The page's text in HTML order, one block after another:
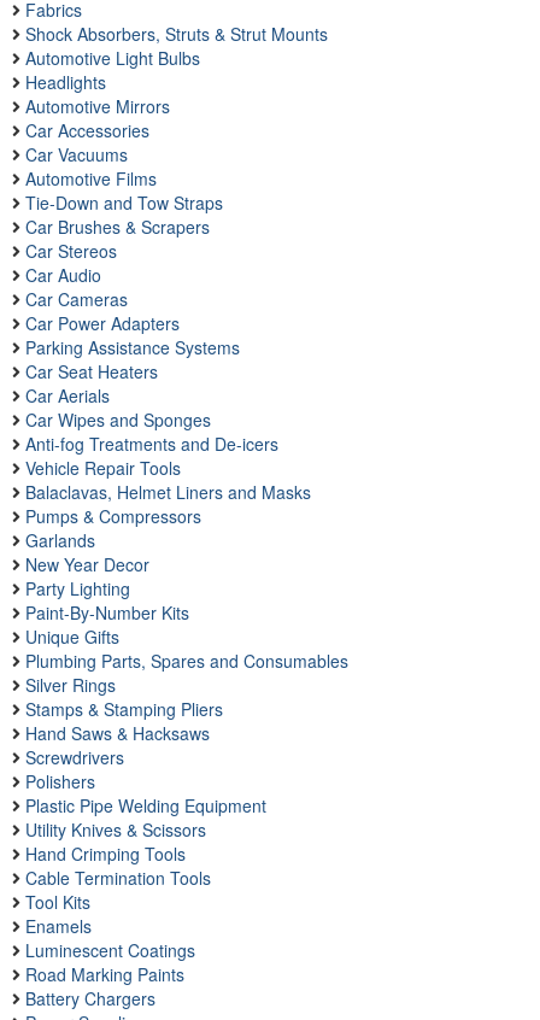
Fabrics
Shock Absorbers, Struts & Strut Mounts
Automotive Light Bulbs
Headlights
Automotive Mirrors
Car Accessories
Car Vacuums
Automotive Films
Tie-Down and Tow Straps
Car Brushes & Scrapers
Car Stereos
Car Audio
Car Cameras
Car Power Adapters
Parking Assistance Systems
Car Seat Heaters
Car Aerials
Car Wipes and Sponges
Anti-fog Treatments and De-icers
Vehicle Repair Tools
Balaclavas, Helmet Liners and Masks
Pumps & Compressors
Garlands
New Year Decor
Party Lighting
Paint-By-Number Kits
Unique Gifts
Plumbing Parts, Spares and Consumables
Silver Rings
Stamps & Stamping Pliers
Hand Saws & Hacksaws
Screwdrivers
Polishers
Plastic Pipe Welding Equipment
Utility Knives & Scissors
Hand Crimping Tools
Cable Termination Tools
Tool Kits
Enamels
Luminescent Coatings
Road Marking Paints
Battery Chargers